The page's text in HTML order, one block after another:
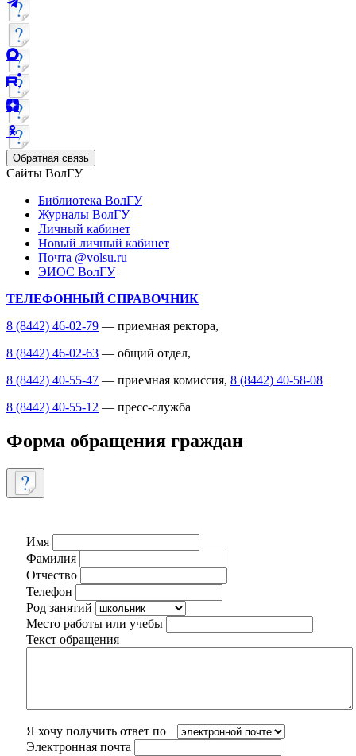
Обратная связь
Сайты ВолГУ
Библиотека ВолГУ
Журналы ВолГУ
Личный кабинет
Новый личный кабинет
Почта @volsu.ru
ЭИОС ВолГУ
ТЕЛЕФОННЫЙ СПРАВОЧНИК
8 (8442) 46-02-79 — приемная ректора,
8 (8442) 46-02-63 — общий отдел,
8 (8442) 40-55-47 — приемная комиссия, 8 (8442) 40-58-08
8 (8442) 40-55-12 — пресс-служба
Форма обращения граждан
Имя
Фамилия
Отчество
Телефон
Род занятий
Место работы или учебы
Текст обращения
Я хочу получить ответ по
Электронная почта